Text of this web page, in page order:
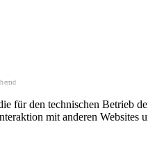
für den technischen Betrieb
mit anderen Websites